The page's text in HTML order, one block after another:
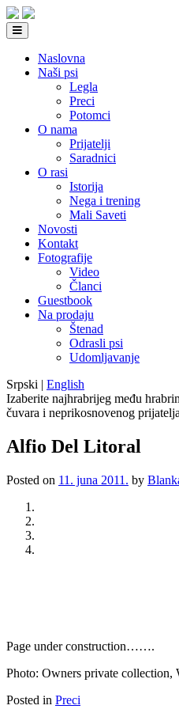
Naslovna
Naši psi
Legla
Preci
Potomci
O nama
Prijatelji
Saradnici
O rasi
Istorija
Nega i trening
Mali Saveti
Novosti
Kontakt
Fotografije
Video
Članci
Guestbook
Na prodaju
Štenad
Odrasli psi
Udomljavanje
Srpski | English
Izaberite najhrabrijeg među
čuvara i neprikosnovenog
Alfio Del Litoral
Posted on 11. juna 2011. by
Page under construction…….
Photo: Owners private collection,
Posted in Preci